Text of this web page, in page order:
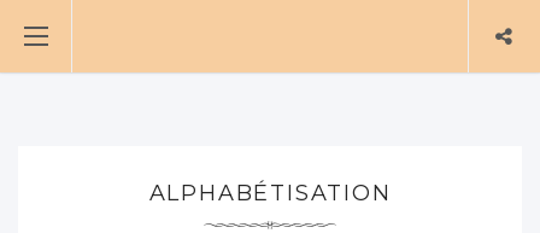
ALPHABÉTISATION